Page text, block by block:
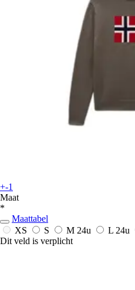
+-1
Maat
*
Maattabel
XS
S M 24u L 24u
Dit veld is verplicht